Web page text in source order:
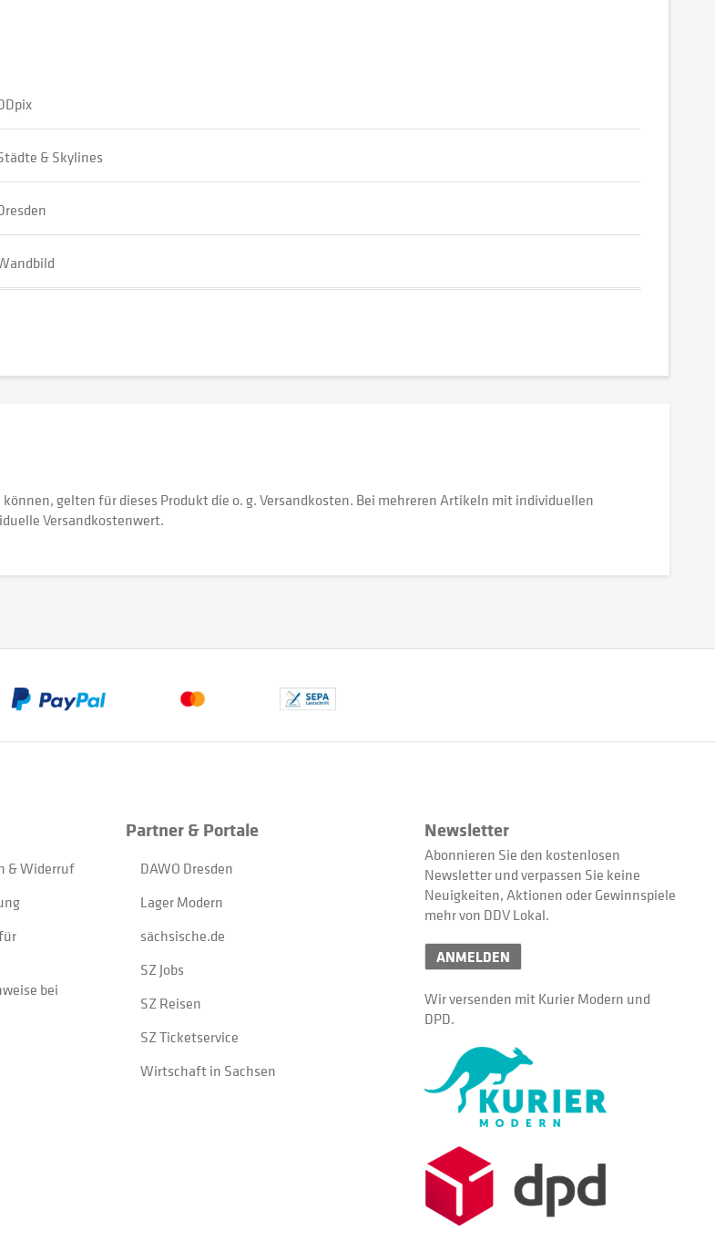
& Skylines
gelten für dieses Produkt die o. g. Versandkosten. Bei mehreren Artikeln mit individuellen
Versandkostenwert.
& Widerruf
bei
Partner & Portale
DAWO Dresden
Lager Modern
sächsische.de
SZ Jobs
SZ Reisen
SZ Ticketservice
Wirtschaft in Sachsen
Newsletter
Abonnieren Sie den kostenlosen
Newsletter und verpassen Sie keine
Neuigkeiten, Aktionen oder Gewinnspiele
mehr von DDV Lokal.
ANMELDEN
Wir versenden mit Kurier Modern und
DPD.